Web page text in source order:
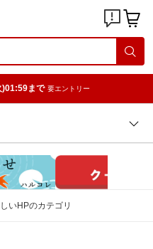
)01:59まで 要エントリー
いHPのカテゴリ